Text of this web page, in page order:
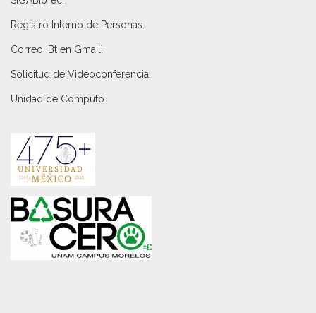
Registro Interno de Personas
Correo IBt en Gmail
Solicitud de Videoconferencia.
Unidad de Cómputo